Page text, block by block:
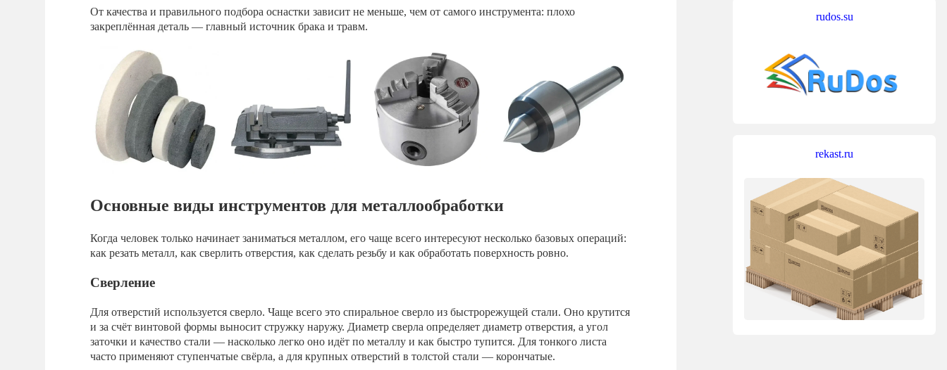
От качества и правильного подбора оснастки зависит не меньше, чем от самого инструмента: плохо
закреплённая деталь — главный источник брака и травм.
Основные виды инструментов для металлообработки
Когда человек только начинает заниматься металлом, его чаще всего интересуют несколько базовых операций:
как резать металл, как сверлить отверстия, как сделать резьбу и как обработать поверхность ровно.
Сверление
Для отверстий используется сверло. Чаще всего это спиральное сверло из быстрорежущей стали. Оно крутится
и за счёт винтовой формы выносит стружку наружу. Диаметр сверла определяет диаметр отверстия, а угол
заточки и качество стали — насколько легко оно идёт по металлу и как быстро тупится. Для тонкого листа
часто применяют ступенчатые свёрла, а для крупных отверстий в толстой стали — корончатые.
rudos.su
rekast.ru